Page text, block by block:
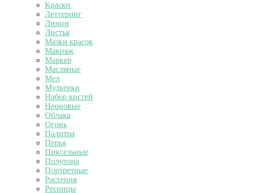
Краски
Леттеринг
Линии
Листья
Мазки красок
Макияж
Маркер
Масляные
Мел
Мультики
Набор кистей
Неоновые
Облака
Огонь
Палитра
Перья
Пиксельные
Полутона
Портретные
Растения
Ресницы